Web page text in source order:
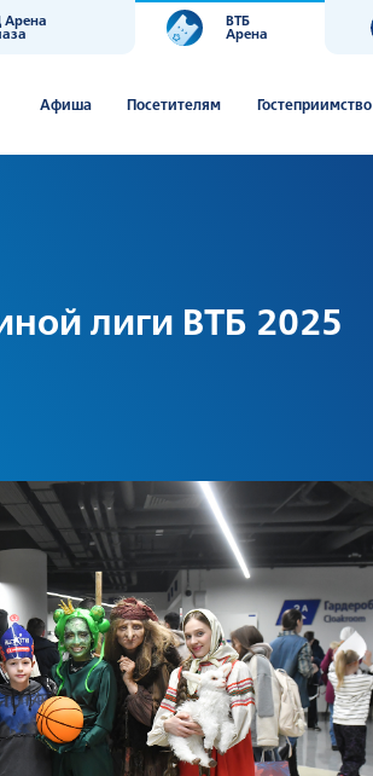
Арена ВТБ
Арена
Афиша Посетителям Гостеприимство
лиги ВТБ 2025